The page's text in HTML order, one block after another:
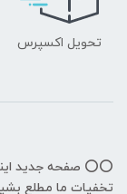
تحویل اکسپرس
⭕️⭕️ صفحه جدید
تخفیات ما مطلع